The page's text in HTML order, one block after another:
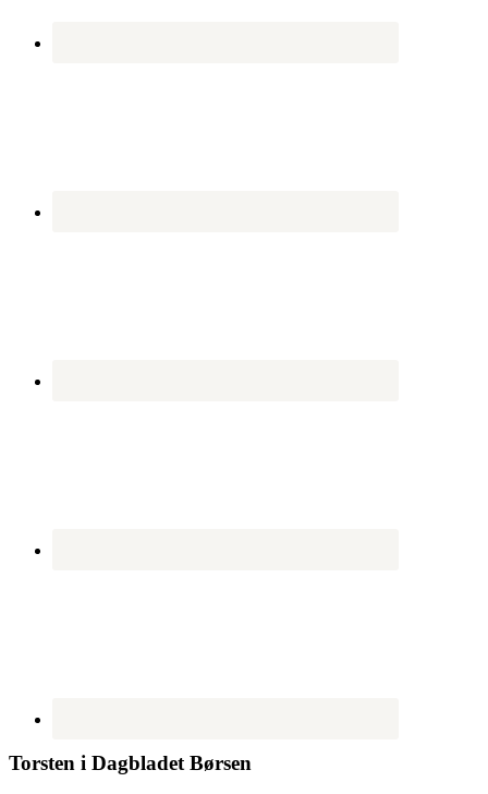
Torsten i Dagbladet Børsen